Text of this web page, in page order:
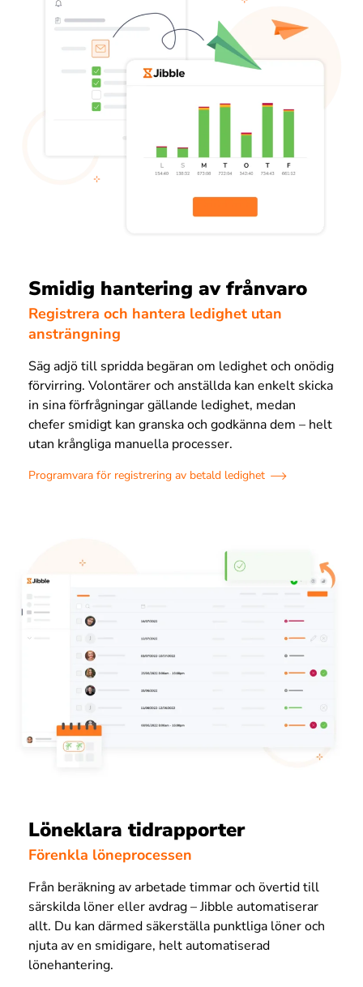
Smidig hantering av frånvaro
Registrera och hantera ledighet utan
ansträngning
Säg adjö till spridda begäran om ledighet och onödig
förvirring. Volontärer och anställda kan enkelt skicka
in sina förfrågningar gällande ledighet, medan
chefer smidigt kan granska och godkänna dem – helt
utan krångliga manuella processer.
Programvara för registrering av betald ledighet
Löneklara tidrapporter
Förenkla löneprocessen
Från beräkning av arbetade timmar och övertid till
särskilda löner eller avdrag – Jibble automatiserar
allt. Du kan därmed säkerställa punktliga löner och
njuta av en smidigare, helt automatiserad
lönehantering.